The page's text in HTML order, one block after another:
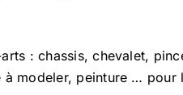
: chassis, chevalet,
à modeler, peinture …